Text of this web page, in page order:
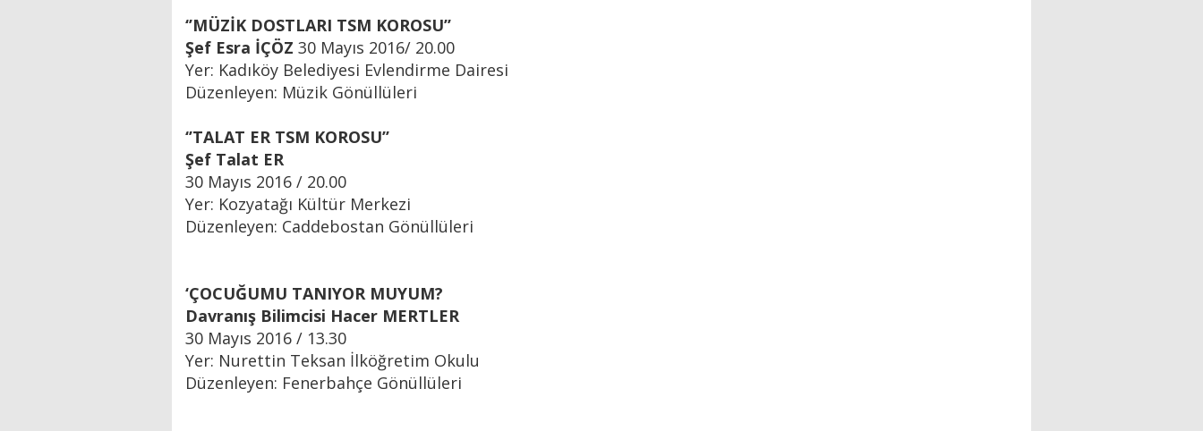
‘’MÜZİK DOSTLARI TSM KOROSU’’
Şef Esra İÇÖZ 30 Mayıs 2016/ 20.00
Yer: Kadıköy Belediyesi Evlendirme Dairesi
Düzenleyen: Müzik Gönüllüleri
‘’TALAT ER TSM KOROSU’’
Şef Talat ER
30 Mayıs 2016 / 20.00
Yer: Kozyatağı Kültür Merkezi
Düzenleyen: Caddebostan Gönüllüleri
‘ÇOCUĞUMU TANIYOR MUYUM?
Davranış Bilimcisi Hacer MERTLER
30 Mayıs 2016 / 13.30
Yer: Nurettin Teksan İlköğretim Okulu
Düzenleyen: Fenerbahçe Gönüllüleri